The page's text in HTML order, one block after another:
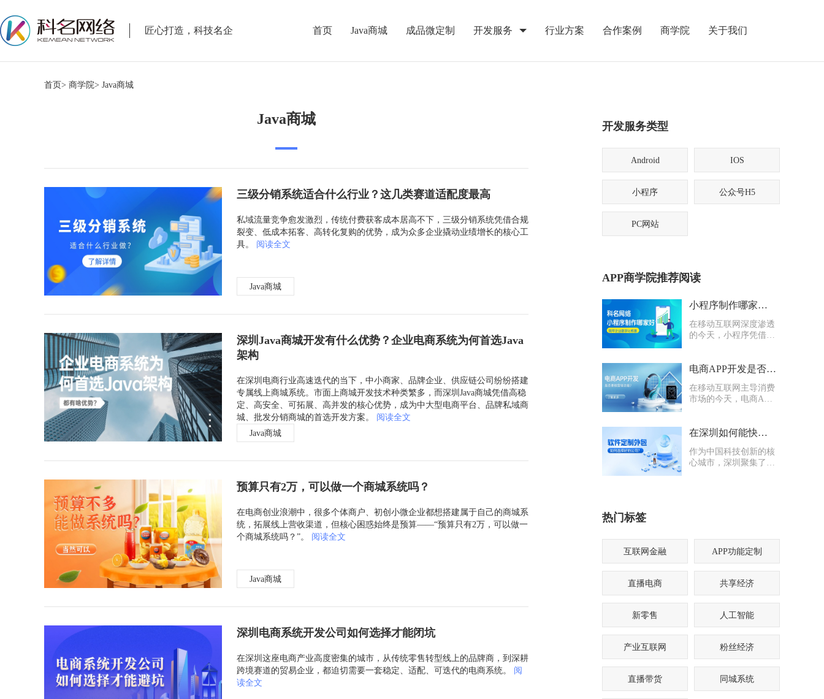
匠心打造，科技名企 首页 Java商城 成品微定制 开发服务 行业方案 合作案例 商学院 关于我们
首页> 商学院> Java商城
Java商城
三级分销系统适合什么行业？这几类赛道适配度最高
私域流量竞争愈发激烈，传统付费获客成本居高不下，三级分销系统凭借合规
裂变、低成本拓客、高转化复购的优势，成为众多企业撬动业绩增长的核心工
具。 阅读全文
Java商城
深圳Java商城开发有什么优势？企业电商系统为何首选Java
架构
在深圳电商行业高速迭代的当下，中小商家、品牌企业、供应链公司纷纷搭建
专属线上商城系统。市面上商城开发技术种类繁多，而深圳Java商城凭借高稳
定、高安全、可拓展、高并发的核心优势，成为中大型电商平台、品牌私域商
城、批发分销商城的首选开发方案。 阅读全文
Java商城
预算只有2万，可以做一个商城系统吗？
在电商创业浪潮中，很多个体商户、初创小微企业都想搭建属于自己的商城系
统，拓展线上营收渠道，但核心困惑始终是预算——“预算只有2万，可以做一
个商城系统吗？”。 阅读全文
Java商城
深圳电商系统开发公司如何选择才能闭坑
在深圳这座电商产业高度密集的城市，从传统零售转型线上的品牌商，到深耕
跨境赛道的贸易企业，都迫切需要一套稳定、适配、可迭代的电商系统。 阅
读全文
开发服务类型
Android IOS
小程序 公众号H5
PC网站
APP商学院推荐阅读
小程序制作哪家好？科名网络用专业筑牢企业数字化根基
在移动互联网深度渗透
的今天，小程序凭借轻
打通线上渠道、沉淀私
论是初创商户还是成熟
企业，都纷纷布局小程
电商APP开发是否要多做营销功能
在移动互联网主导消费
市场的今天，电商APP
体。不少企业在开发电
个两难困境：电商APP
开发是否要多做营销功
在深圳如何能快速找到一家优质的软件定制外包公司
作为中国科技创新的核
心城市，深圳聚集了海
困难”
热门标签
互联网金融 APP功能定制
直播电商 共享经济
新零售 人工智能
产业互联网 粉丝经济
直播带货 同城系统
获得产品报价方案
1万个想法不如1次的方案落地
扫码添加[商务总监]沟通方案
扫码沟通